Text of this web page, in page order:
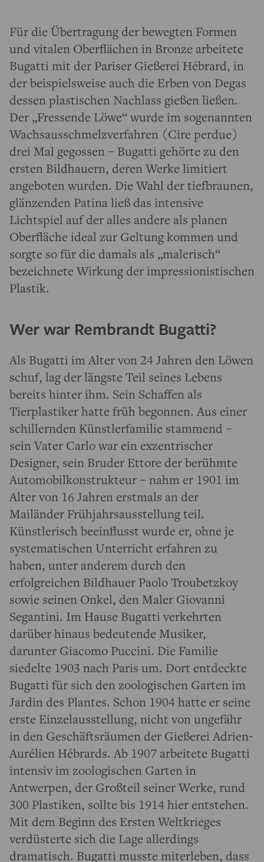
Für die Übertragung der bewegten Formen
und vitalen Oberflächen in Bronze arbeitete
Bugatti mit der Pariser Gießerei Hébrard, in
der beispielsweise auch die Erben von Degas
dessen plastischen Nachlass gießen ließen.
Der „Fressende Löwe“ wurde im sogenannten
Wachsausschmelzverfahren (Cire perdue)
drei Mal gegossen – Bugatti gehörte zu den
ersten Bildhauern, deren Werke limitiert
angeboten wurden. Die Wahl der tiefbraunen,
glänzenden Patina ließ das intensive
Lichtspiel auf der alles andere als planen
Oberfläche ideal zur Geltung kommen und
sorgte so für die damals als „malerisch“
bezeichnete Wirkung der impressionistischen
Plastik.
Wer war Rembrandt Bugatti?
Als Bugatti im Alter von 24 Jahren den Löwen
schuf, lag der längste Teil seines Lebens
bereits hinter ihm. Sein Schaffen als
Tierplastiker hatte früh begonnen. Aus einer
schillernden Künstlerfamilie stammend –
sein Vater Carlo war ein exzentrischer
Designer, sein Bruder Ettore der berühmte
Automobilkonstrukteur – nahm er 1901 im
Alter von 16 Jahren erstmals an der
Mailänder Frühjahrsausstellung teil.
Künstlerisch beeinflusst wurde er, ohne je
systematischen Unterricht erfahren zu
haben, unter anderem durch den
erfolgreichen Bildhauer Paolo Troubetzkoy
sowie seinen Onkel, den Maler Giovanni
Segantini. Im Hause Bugatti verkehrten
darüber hinaus bedeutende Musiker,
darunter Giacomo Puccini. Die Familie
siedelte 1903 nach Paris um. Dort entdeckte
Bugatti für sich den zoologischen Garten im
Jardin des Plantes. Schon 1904 hatte er seine
erste Einzelausstellung, nicht von ungefähr
in den Geschäftsräumen der Gießerei Adrien-
Aurélien Hébrards. Ab 1907 arbeitete Bugatti
intensiv im zoologischen Garten in
Antwerpen, der Großteil seiner Werke, rund
300 Plastiken, sollte bis 1914 hier entstehen.
Mit dem Beginn des Ersten Weltkrieges
verdüsterte sich die Lage allerdings
dramatisch. Bugatti musste miterleben, dass